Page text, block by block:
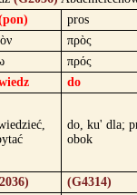
pros
πρὸς
πρός
do
do, ku' dla;
obok
(G4314)